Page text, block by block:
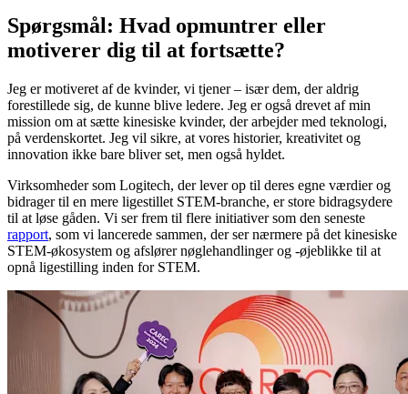
Spørgsmål: Hvad opmuntrer eller
motiverer dig til at fortsætte?
Jeg er motiveret af de kvinder, vi tjener – især dem, der aldrig
forestillede sig, de kunne blive ledere. Jeg er også drevet af min
mission om at sætte kinesiske kvinder, der arbejder med teknologi,
på verdenskortet. Jeg vil sikre, at vores historier, kreativitet og
innovation ikke bare bliver set, men også hyldet.
Virksomheder som Logitech, der lever op til deres egne værdier og
bidrager til en mere ligestillet STEM-branche, er store bidragsydere
til at løse gåden. Vi ser frem til flere initiativer som den seneste
rapport, som vi lancerede sammen, der ser nærmere på det kinesiske
STEM-økosystem og afslører nøglehandlinger og -øjeblikke til at
opnå ligestilling inden for STEM.